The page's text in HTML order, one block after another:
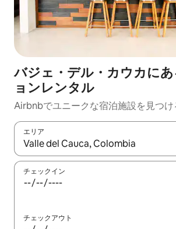
バジェ・デル・カウカに
ョンレンタル
Airbnbでユニークな宿泊施設を見つけ
エリア
検索結果が表示されたら、上下の矢印キ
チェックイン
チェックアウト